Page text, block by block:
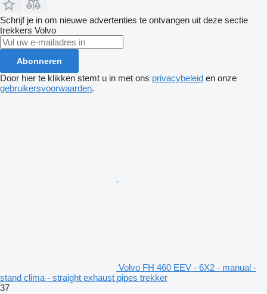
Schrijf je in om nieuwe advertenties te ontvangen uit deze sectie
trekkers Volvo
Abonneren
Door hier te klikken stemt u in met ons privacybeleid en onze
gebruikersvoorwaarden.
Volvo FH 460 EEV - 6X2 - manual -
stand clima - straight exhaust pipes trekker
37